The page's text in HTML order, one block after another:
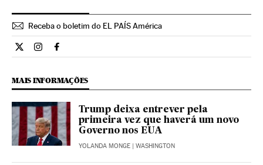
Receba o boletim do EL PAÍS América
Internacional El País Brasil en Twitter
Internacional El País Brasil en Instagram
Internacional El País Brasil en Facebook
MAIS INFORMAÇÕES
Trump deixa entrever pela
primeira vez que haverá um novo
Governo nos EUA
YOLANDA MONGE | WASHINGTON